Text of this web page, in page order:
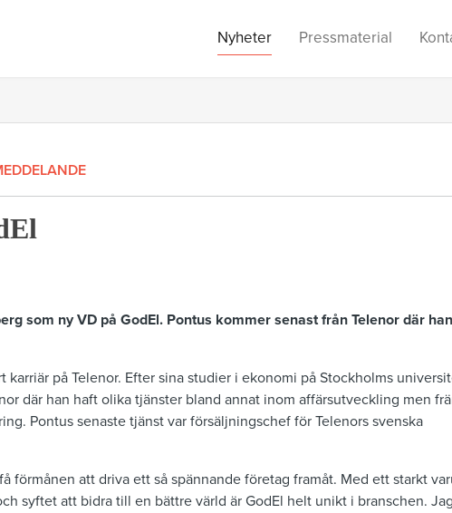
Nyheter Pressmaterial
som ny VD på GodEl. Pontus kommer senast från Telenor där han
karriär på Telenor. Efter sina studier i ekonomi på Stockholms
där han haft olika tjänster bland annat inom affärsutveckling men
Pontus senaste tjänst var försäljningschef för Telenors svenska
förmånen att driva ett så spännande företag framåt. Med ett starkt
syftet att bidra till en bättre värld är GodEl helt unikt i branschen.